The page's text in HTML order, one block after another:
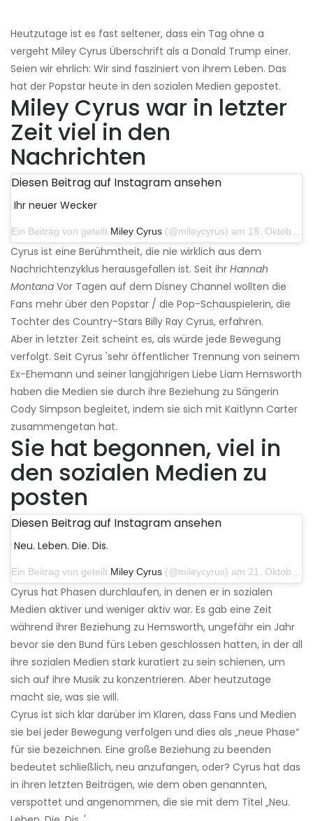
Heutzutage ist es fast seltener, dass ein Tag ohne a
vergeht Miley Cyrus Überschrift als a Donald Trump einer.
Seien wir ehrlich: Wir sind fasziniert von ihrem Leben. Das
hat der Popstar heute in den sozialen Medien gepostet.
Miley Cyrus war in letzter
Zeit viel in den
Nachrichten
Diesen Beitrag auf Instagram ansehen
Ihr neuer Wecker
Ein Beitrag von geteilt Miley Cyrus (@mileycyrus) am 18. Oktober 2019 um 19:03 Uhr PDT
Cyrus ist eine Berühmtheit, die nie wirklich aus dem
Nachrichtenzyklus herausgefallen ist. Seit ihr Hannah
Montana Vor Tagen auf dem Disney Channel wollten die
Fans mehr über den Popstar / die Pop-Schauspielerin, die
Tochter des Country-Stars Billy Ray Cyrus, erfahren.
Aber in letzter Zeit scheint es, als würde jede Bewegung
verfolgt. Seit Cyrus 'sehr öffentlicher Trennung von seinem
Ex-Ehemann und seiner langjährigen Liebe Liam Hemsworth
haben die Medien sie durch ihre Beziehung zu Sängerin
Cody Simpson begleitet, indem sie sich mit Kaitlynn Carter
zusammengetan hat.
Sie hat begonnen, viel in
den sozialen Medien zu
posten
Diesen Beitrag auf Instagram ansehen
Neu. Leben. Die. Dis.
Ein Beitrag von geteilt Miley Cyrus (@mileycyrus) am 21. Oktober 2019 um 12:31 Uhr PDT
Cyrus hat Phasen durchlaufen, in denen er in sozialen
Medien aktiver und weniger aktiv war. Es gab eine Zeit
während ihrer Beziehung zu Hemsworth, ungefähr ein Jahr
bevor sie den Bund fürs Leben geschlossen hatten, in der all
ihre sozialen Medien stark kuratiert zu sein schienen, um
sich auf ihre Musik zu konzentrieren. Aber heutzutage
macht sie, was sie will.
Cyrus ist sich klar darüber im Klaren, dass Fans und Medien
sie bei jeder Bewegung verfolgen und dies als „neue Phase“
für sie bezeichnen. Eine große Beziehung zu beenden
bedeutet schließlich, neu anzufangen, oder? Cyrus hat das
in ihren letzten Beiträgen, wie dem oben genannten,
verspottet und angenommen, die sie mit dem Titel „Neu.